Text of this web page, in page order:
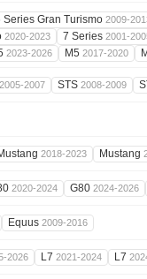
Series Gran Turismo 2009-
2020-2023 7 Series 2001-
2023-2026 M5 2017-2020
2005-2007 STS 2008-2009
2018-2023 Mustang
2020-2024 G80 2024-2026
Equus 2009-2016
2026 L7 2021-2024 L7